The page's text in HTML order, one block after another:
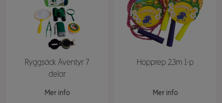
Ryggsäck Äventyr 7
delar
Mer info
Hopprep 2,3m 1-p
Mer info